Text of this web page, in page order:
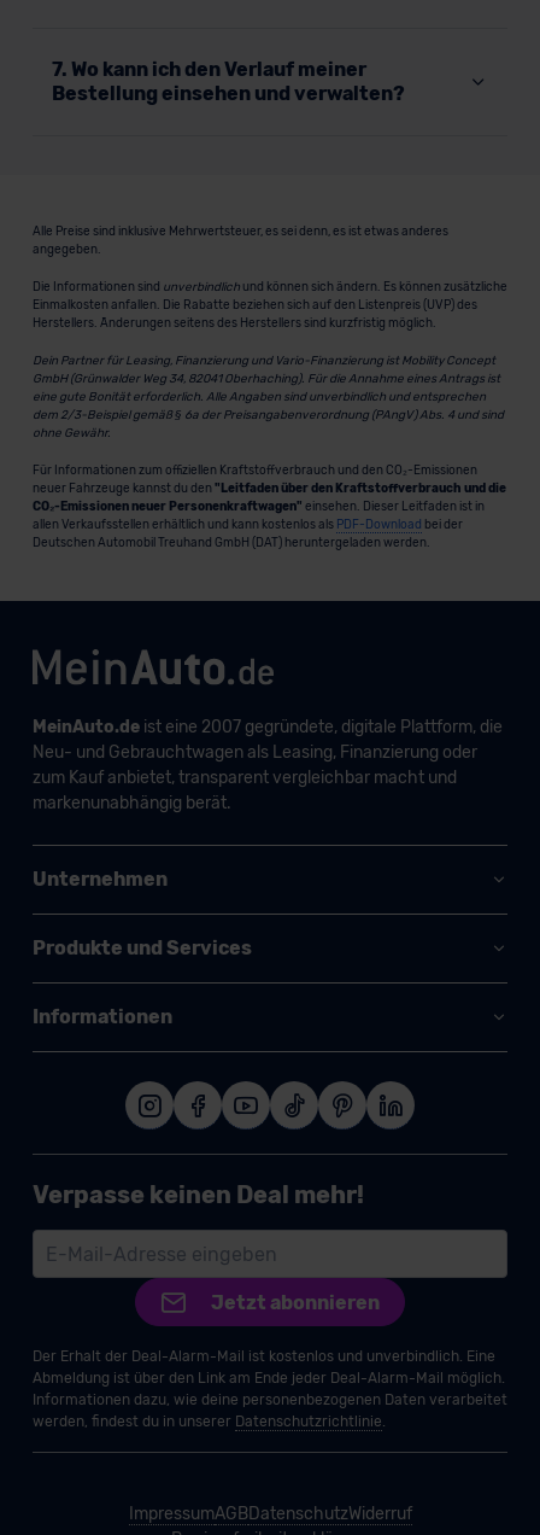
7. Wo kann ich den Verlauf meiner
Bestellung einsehen und verwalten?
Alle Preise sind inklusive Mehrwertsteuer, es sei denn, es ist etwas anderes
angegeben.
Die Informationen sind unverbindlichund können sich ändern. Es können zusätzliche
Einmalkosten anfallen. Die Rabatte beziehen sich auf den Listenpreis (UVP) des
Herstellers. Änderungen seitens des Herstellers sind kurzfristig möglich.
Dein Partner für Leasing, Finanzierung und Vario-Finanzierung ist Mobility Concept
GmbH (Grünwalder Weg 34, 82041 Oberhaching). Für die Annahme eines Antrags ist
eine gute Bonität erforderlich. Alle Angaben sind unverbindlich und entsprechen
dem 2/3-Beispiel gemäß § 6a der Preisangabenverordnung (PAngV) Abs. 4 und sind
ohne Gewähr.
Für Informationen zum offiziellen Kraftstoffverbrauch und den CO₂-Emissionen
neuer Fahrzeuge kannst du den "Leitfaden über den Kraftstoffverbrauch und die
CO₂-Emissionen neuer Personenkraftwagen" einsehen. Dieser Leitfaden ist in
allen Verkaufsstellen erhältlich und kann kostenlos als PDF-Download bei der
Deutschen Automobil Treuhand GmbH (DAT) heruntergeladen werden.
MeinAuto.deist eine 2007 gegründete, digitale Plattform, die
Neu- und Gebrauchtwagen als Leasing, Finanzierung oder
zum Kauf anbietet, transparent vergleichbar macht und
markenunabhängig berät.
Unternehmen
Produkte und Services
Informationen
Verpasse keinen Deal mehr!
Jetzt abonnieren
Der Erhalt der Deal-Alarm-Mail ist kostenlos und unverbindlich. Eine
Abmeldung ist über den Link am Ende jeder Deal-Alarm-Mail möglich.
Informationen dazu, wie deine personenbezogenen Daten verarbeitet
werden, findest du in unserer Datenschutzrichtlinie.
ImpressumAGBDatenschutzWiderruf